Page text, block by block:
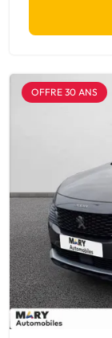
OFFRE 30 ANS